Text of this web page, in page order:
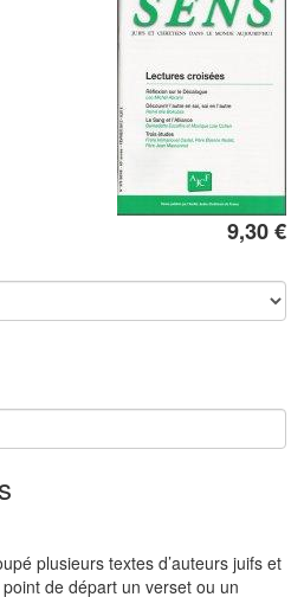
9,30 €
plusieurs textes d’auteurs juifs et
de départ un verset ou un